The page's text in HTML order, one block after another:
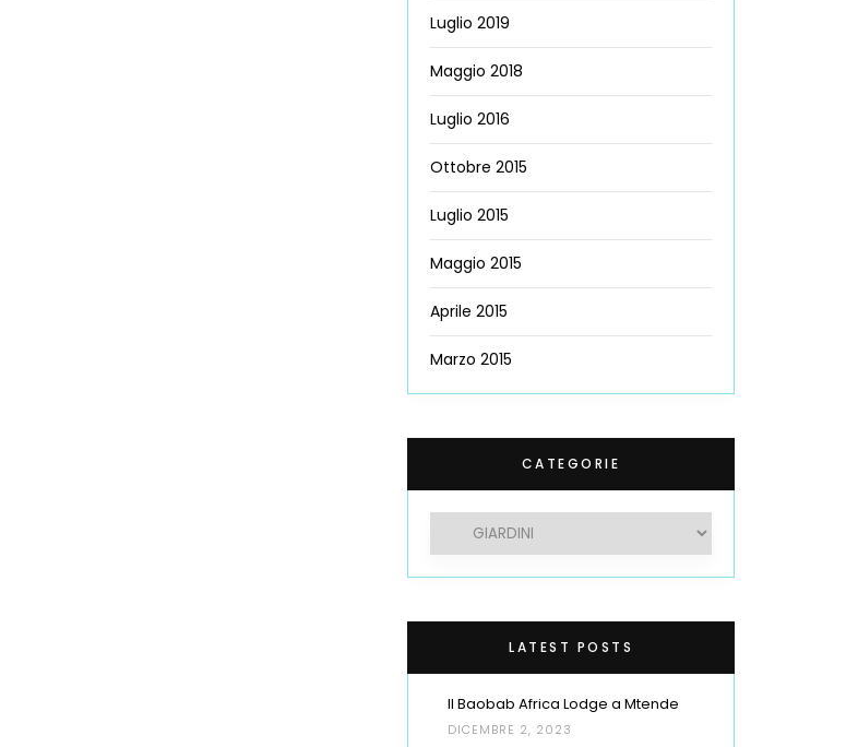
Luglio 2019
Maggio 2018
Luglio 2016
Ottobre 2015
Luglio 2015
Maggio 2015
Aprile 2015
Marzo 2015
CATEGORIE
Categorie
LATEST POSTS
Il Baobab Africa Lodge a Mtende
DICEMBRE 2, 2023